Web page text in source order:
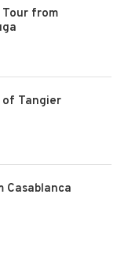
Tour from
of Tangier
Casablanca